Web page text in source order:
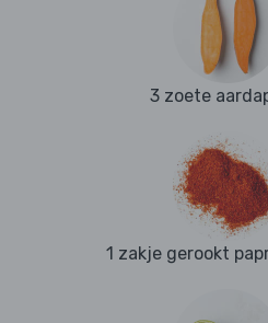
3 zoete
1 zakje gerookt